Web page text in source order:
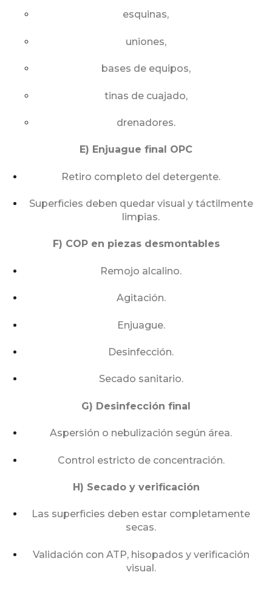
esquinas,
uniones,
bases de equipos,
tinas de cuajado,
drenadores.
E) Enjuague final OPC
Retiro completo del detergente.
Superficies deben quedar visual y táctilmente
limpias.
F) COP en piezas desmontables
Remojo alcalino.
Agitación.
Enjuague.
Desinfección.
Secado sanitario.
G) Desinfección final
Aspersión o nebulización según área.
Control estricto de concentración.
H) Secado y verificación
Las superficies deben estar completamente
secas.
Validación con ATP, hisopados y verificación
visual.